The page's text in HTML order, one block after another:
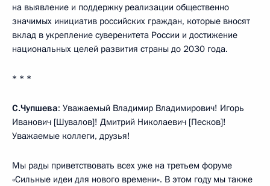
на выявление и поддержку реализации общественно
значимых инициатив российских граждан, которые вносят
вклад в укрепление суверенитета России и достижение
национальных целей развития страны до 2030 года.
* * *
С.Чупшева: Уважаемый Владимир Владимирович! Игорь
Иванович [Шувалов]! Дмитрий Николаевич [Песков]!
Уважаемые коллеги, друзья!
Мы рады приветствовать всех уже на третьем форуме
«Сильные идеи для нового времени». В этом году мы также